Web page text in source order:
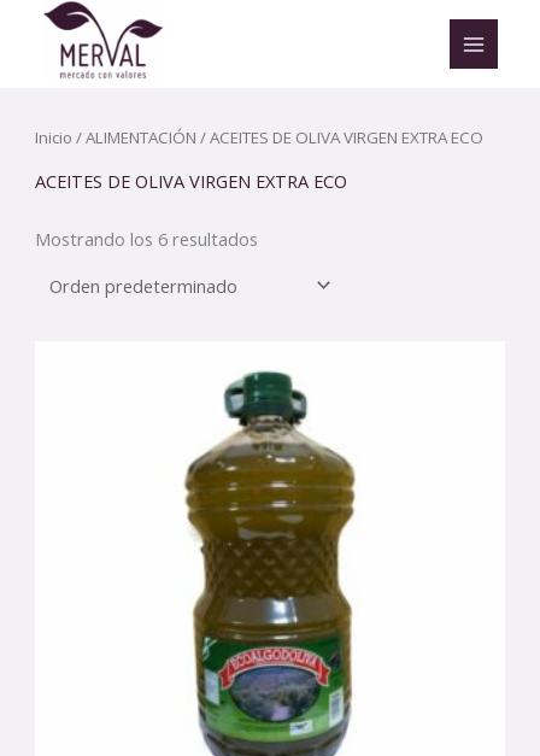
contenido
Inicio /ALIMENTACIÓN / ACEITES DE OLIVA VIRGEN EXTRA ECO
ACEITES DE OLIVA VIRGEN EXTRA ECO
Mostrando los 6 resultados